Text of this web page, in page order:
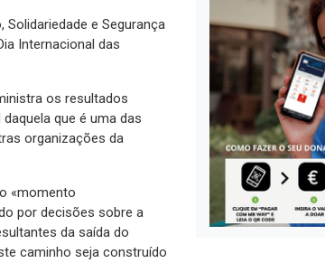
Solidariedade e Segurança
Internacional das
os resultados
que é uma das
organizações da
«momento
por decisões sobre a
da saída do
caminho seja construído